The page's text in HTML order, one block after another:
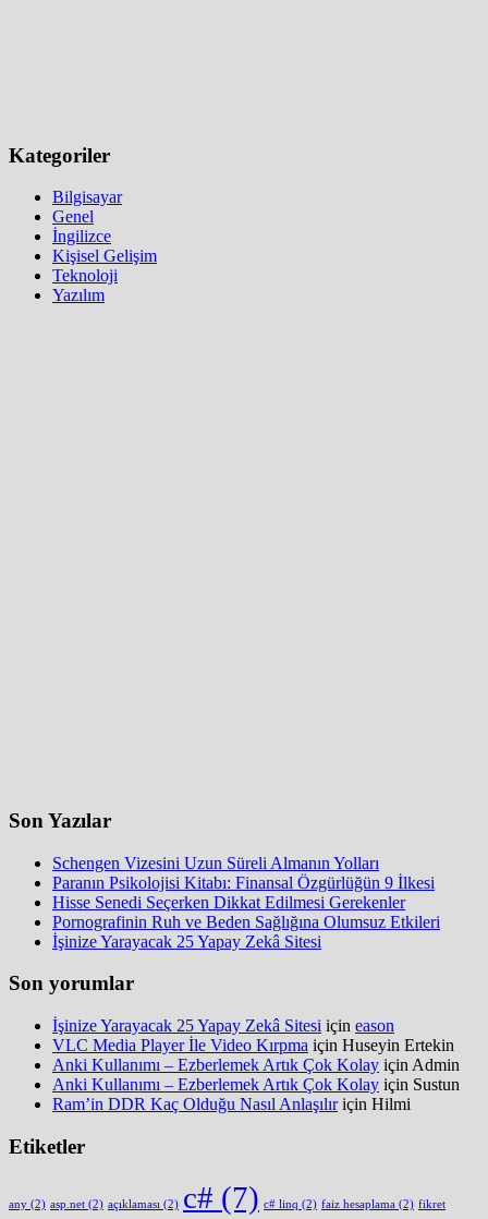
Kategoriler
Bilgisayar
Genel
İngilizce
Kişisel Gelişim
Teknoloji
Yazılım
Son Yazılar
Schengen Vizesini Uzun Süreli Almanın Yolları
Paranın Psikolojisi Kitabı: Finansal Özgürlüğün 9 İlkesi
Hisse Senedi Seçerken Dikkat Edilmesi Gerekenler
Pornografinin Ruh ve Beden Sağlığına Olumsuz Etkileri
İşinize Yarayacak 25 Yapay Zekâ Sitesi
Son yorumlar
İşinize Yarayacak 25 Yapay Zekâ Sitesi için eason
VLC Media Player İle Video Kırpma için Huseyin Ertekin
Anki Kullanımı – Ezberlemek Artık Çok Kolay için Admin
Anki Kullanımı – Ezberlemek Artık Çok Kolay için Sustun
Ram’in DDR Kaç Olduğu Nasıl Anlaşılıriçin Hilmi
Etiketler
any (2) asp.net (2) açıklaması (2) c# (7) c# linq (2) faiz hesaplama (2) fikret